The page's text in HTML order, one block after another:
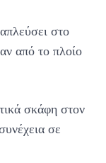
στο
από το πλοίο
σκάφη στον
σε